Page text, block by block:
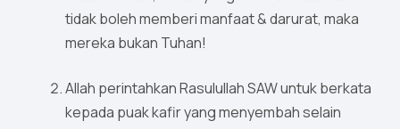
tidak boleh memberi manfaat & darurat, maka
mereka bukan Tuhan!
Allah perintahkan Rasulullah SAW untuk berkata
kepada puak kafir yang menyembah selain